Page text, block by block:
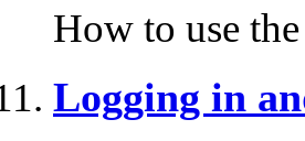
How to use
Logging in